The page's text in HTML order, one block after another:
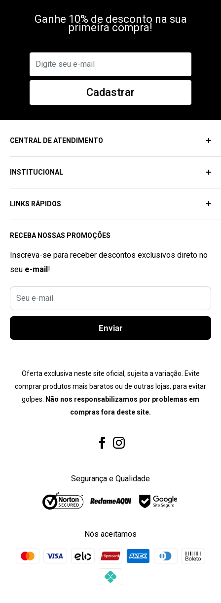
Ganhe 10% de desconto na sua
primeira compra!
Cadastrar
CENTRAL DE ATENDIMENTO
SAC
📲 +55 (11) 9 5330-5345
Horário de Atendimento:
Seg. à Sex. 9:00hàs 18:00h
INSTITUCIONAL
SOBRE NÓS
AVISO LEGAL
ACESSE SUA CONTA
POLÍTICA DE PRIVACIDADE
POLÍTICA DE REEMBOLSO
POLÍTICA DE TROCAS
TERMOS DE USO
RASTREAR PEDIDO
CONTATO
RECEBA NOSSAS PROMOÇÕES
Inscreva-se para receber descontos exclusivos direto no
seu e-mail!
Seu e-mail
Enviar
LINKS RÁPIDOS
TODA LOJA
SARMS
PRÓ HORMONAL
DHEA
PEPTÍDEO
TERMOGÊNICO
COMBOS
COMPRE + PAGUE MENOS
Oferta exclusiva neste site oficial, sujeita a variação. Evite
comprar produtos mais baratos ou de outras lojas, para evitar
golpes.
Não nos responsabilizamos por problemas em
compras fora deste site.
Segurança e Qualidade
Nós aceitamos